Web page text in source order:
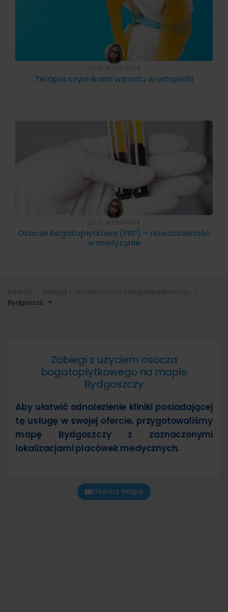
Bydgoszcz
Terapia czynnikami wzrostu w ortopedii
JULIA WŁOSIŃSKA
Osocze bogatopłytkowe (PRP) – nowoczesność
w medycynie
JULIA WŁOSIŃSKA
Zabiegi z użyciem osocza
bogatopłytkowego na mapie
Bydgoszczy
Aby ułatwić odnalezienie kliniki posiadającej
tę usługę w swojej ofercie, przygotowaliśmy
mapę Bydgoszczy z zaznaczonymi
lokalizacjami placówek medycznych.
Otwórz mapę